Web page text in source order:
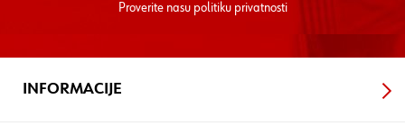
Proverite nasu politiku privatnosti
INFORMACIJE